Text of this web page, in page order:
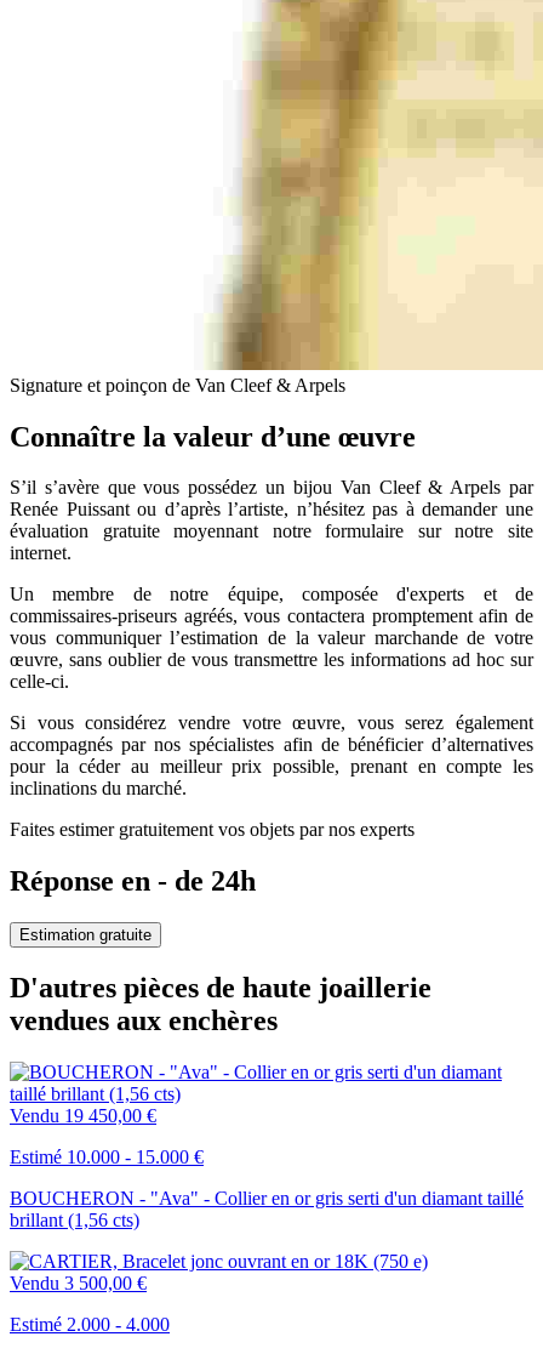
Signature et poinçon de Van Cleef & Arpels
Connaître la valeur d’une œuvre
S’il s’avère que vous possédez un bijou Van Cleef & Arpels par
Renée Puissant ou d’après l’artiste, n’hésitez pas à demander une
évaluation gratuite moyennant notre formulaire sur notre site
internet.
Un membre de notre équipe, composée d'experts et de
commissaires-priseurs agréés, vous contactera promptement afin de
vous communiquer l’estimation de la valeur marchande de votre
œuvre, sans oublier de vous transmettre les informations ad hoc sur
celle-ci.
Si vous considérez vendre votre œuvre, vous serez également
accompagnés par nos spécialistes afin de bénéficier d’alternatives
pour la céder au meilleur prix possible, prenant en compte les
inclinations du marché.
Faites estimer gratuitement vos objets par nos experts
Réponse en - de 24h
Estimation gratuite
D'autres pièces de haute joaillerie
vendues aux enchères
Vendu 19 450,00 €
Estimé 10.000 - 15.000 €
BOUCHERON - "Ava" - Collier en or gris serti d'un diamant taillé
brillant (1,56 cts)
Vendu 3 500,00 €
Estimé 2.000 - 4.000